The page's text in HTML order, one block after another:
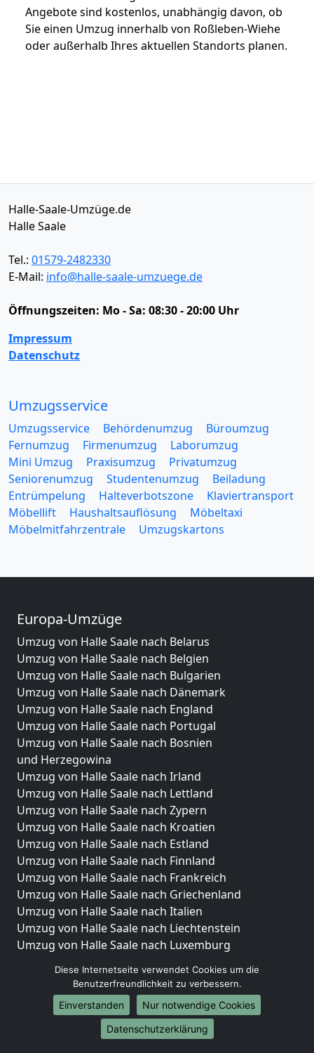
Angebote sind kostenlos, unabhängig davon, ob
Sie einen Umzug innerhalb von Roßleben-Wiehe
oder außerhalb Ihres aktuellen Standorts planen.
Halle-Saale-Umzüge.de
Halle Saale
Tel.: 01579-2482330
E-Mail: info@halle-saale-umzuege.de
Öffnungszeiten: Mo - Sa: 08:30 - 20:00 Uhr
Impressum
Datenschutz
Umzugsservice
Umzugsservice Behördenumzug
Büroumzug
Fernumzug
Firmenumzug
Laborumzug
Mini Umzug
Praxisumzug
Privatumzug
Seniorenumzug
Studentenumzug
Beiladung
Entrümpelung
Halteverbotszone
Klaviertransport
Möbellift
Haushaltsauflösung
Möbeltaxi
Möbelmitfahrzentrale
Umzugskartons
Europa-Umzüge
Umzug von Halle Saale nach Belarus
Umzug von Halle Saale nach Belgien
Umzug von Halle Saale nach Bulgarien
Umzug von Halle Saale nach Dänemark
Umzug von Halle Saale nach England
Umzug von Halle Saale nach Portugal
Umzug von Halle Saale nach Bosnien
und Herzegowina
Umzug von Halle Saale nach Irland
Umzug von Halle Saale nach Lettland
Umzug von Halle Saale nach Zypern
Umzug von Halle Saale nach Kroatien
Umzug von Halle Saale nach Estland
Umzug von Halle Saale nach Finnland
Umzug von Halle Saale nach Frankreich
Umzug von Halle Saale nach Griechenland
Umzug von Halle Saale nach Italien
Umzug von Halle Saale nach Liechtenstein
Umzug von Halle Saale nach Luxemburg
Umzug von Halle Saale nach Norwegen
Umzüge-Deutschlandweit
Umzug von Halle Saale nach Berlin
Diese Internetseite verwendet Cookies um die
Benutzerfreundlichkeit zu verbessern.
Einverstanden
Nur notwendige Cookies
Datenschutzerklärung